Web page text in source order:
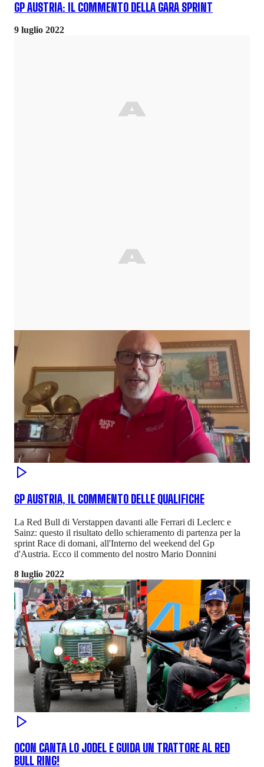
GP AUSTRIA: IL COMMENTO DELLA GARA SPRINT
9 luglio 2022
GP AUSTRIA, IL COMMENTO DELLE QUALIFICHE
La Red Bull di Verstappen davanti alle Ferrari di Leclerc e
Sainz: questo il risultato dello schieramento di partenza per la
sprint Race di domani, all'Interno del weekend del Gp
d'Austria. Ecco il commento del nostro Mario Donnini
8 luglio 2022
OCON CANTA LO JODEL E GUIDA UN TRATTORE AL RED
BULL RING!